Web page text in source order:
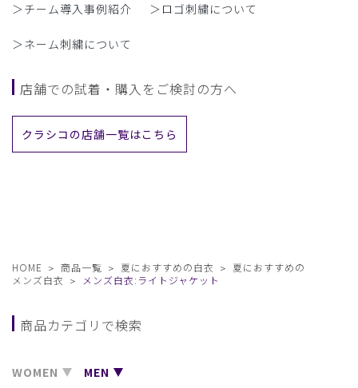
＞チーム導入事例紹介 ＞ロゴ刺繍について
＞ネーム刺繍について
店舗での試着・購入をご検討の方へ
クラシコの店舗一覧はこちら
HOME 商品一覧 夏におすすめの白衣
夏におすすめの
メンズ白衣
メンズ白衣:ライトジャケット
商品カテゴリで検索
WOMEN MEN